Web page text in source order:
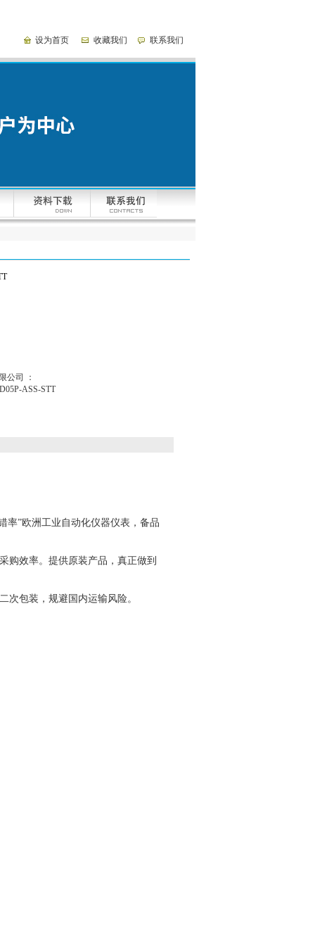
设为首页 收藏我们 联系我们
公司 ：
ASS-STT
率”欧洲工业自动化仪器仪表，备品
购效率。提供原装产品，真正做到
次包装，规避国内运输风险。